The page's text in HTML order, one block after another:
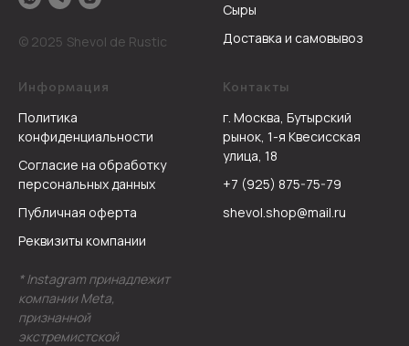
© 2025 Shevol de Rustic
Сыры
Доставка и самовывоз
Информация
Политика
конфиденциальности
Согласие на обработку
персональных данных
Публичная оферта
Реквизиты компании
* Instagram принадлежит
компании Meta,
признанной
экстремистской
Контакты
г. Москва, Бутырский
рынок, 1-я Квесисская
улица, 18
+7 (925) 875-75-79
shevol.shop@mail.ru